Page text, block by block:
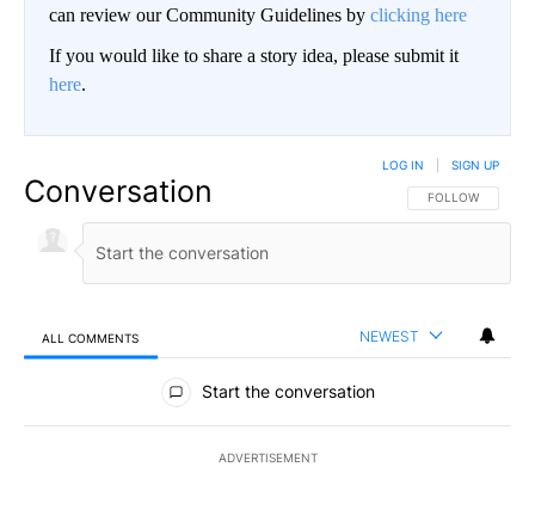
can review our Community Guidelines by clicking here
If you would like to share a story idea, please submit it
here.
Conversation FOLLOW THIS
FOLLOW
LOG IN SIGN UP
ALL COMMENTS NEWEST
All Comments
Start the conversation
ADVERTISEMENT